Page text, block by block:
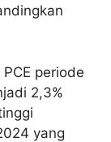
periode
2,3%
yang